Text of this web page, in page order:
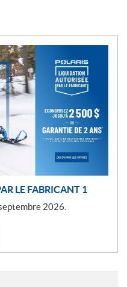
LE FABRICANT 1
2026.